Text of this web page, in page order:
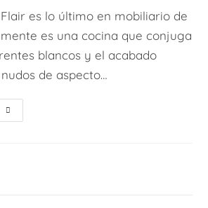
entrada:es lo último en mobiliario de
es una cocina que conjuga
blancos y el acabado
de aspecto…
Nolte
Flair: